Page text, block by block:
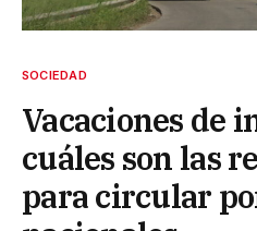
SOCIEDAD
Vacaciones de
cuáles son las
para circular